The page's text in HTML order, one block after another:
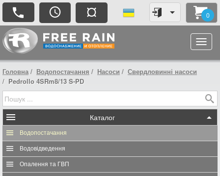
¤ 0
Головна Водопостачання Насоси
Свердловинні насоси
Pedrollo 4SRm8/13 S-PD
Каталог
Водопостачання
Водовідведення
Опалення та ГВП